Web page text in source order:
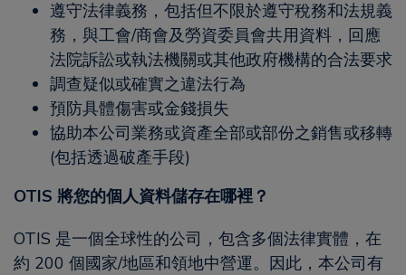
遵守法律義務，包括但不限於遵守稅務和法規義
務，與工會/商會及勞資委員會共用資料，回應
法院訴訟或執法機關或其他政府機構的合法要求
調查疑似或確實之違法行為
預防具體傷害或金錢損失
協助本公司業務或資產全部或部份之銷售或移轉
(包括透過破產手段)
OTIS 將您的個人資料儲存在哪裡？
OTIS 是一個全球性的公司，包含多個法律實體，在
約 200 個國家/地區和領地中營運。因此，本公司有